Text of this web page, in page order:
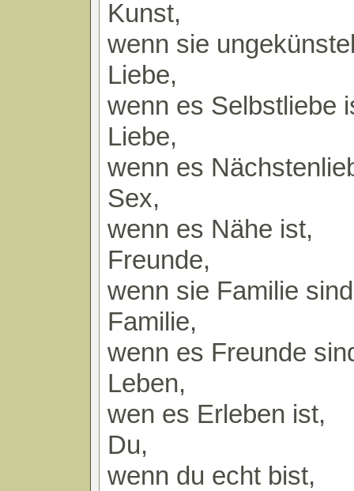
Kunst,
wenn sie
Liebe,
wenn es Selbstliebe
Liebe,
wenn es
Sex,
wenn es Nähe ist,
Freunde,
wenn sie Familie
Familie,
wenn es Freunde
Leben,
wen es Erleben ist,
Du,
wenn du echt bist,